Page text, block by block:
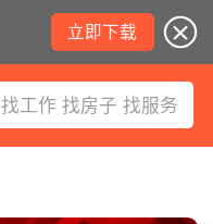
立即下载
找工作 找房子 找服务